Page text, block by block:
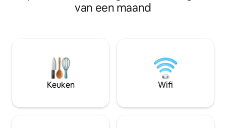
van een maand
Keuken Wifi